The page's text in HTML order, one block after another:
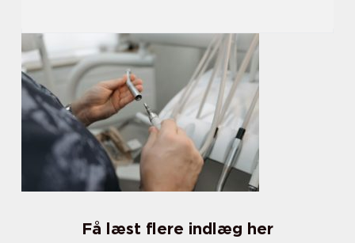
Få læst flere indlæg her